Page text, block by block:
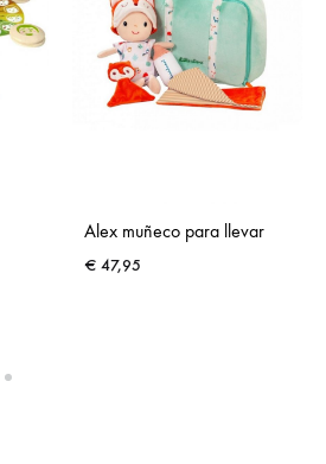
Alex muñeco para llevar
€ 47,95